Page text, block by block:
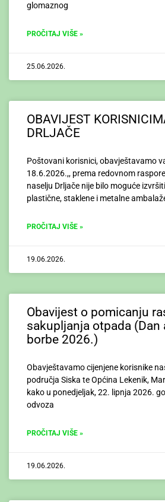
glomaznog
PROČITAJ VIŠE »
25.06.2026.
OBAVIJEST
DRLJAČE
Poštovani korisnici, obavještavamo
18.6.2026.,, prema redovnom
naselju Drljače nije bilo moguće
plastične, staklene i metalne
PROČITAJ VIŠE »
19.06.2026.
Obavijest o pomicanju
sakupljanja otpada
borbe 2026.)
Obavještavamo cijenjene korisnike
područja Siska te Općina Lekenik,
kako u ponedjeljak, 22. lipnja 2026.
odvoza
PROČITAJ VIŠE »
19.06.2026.